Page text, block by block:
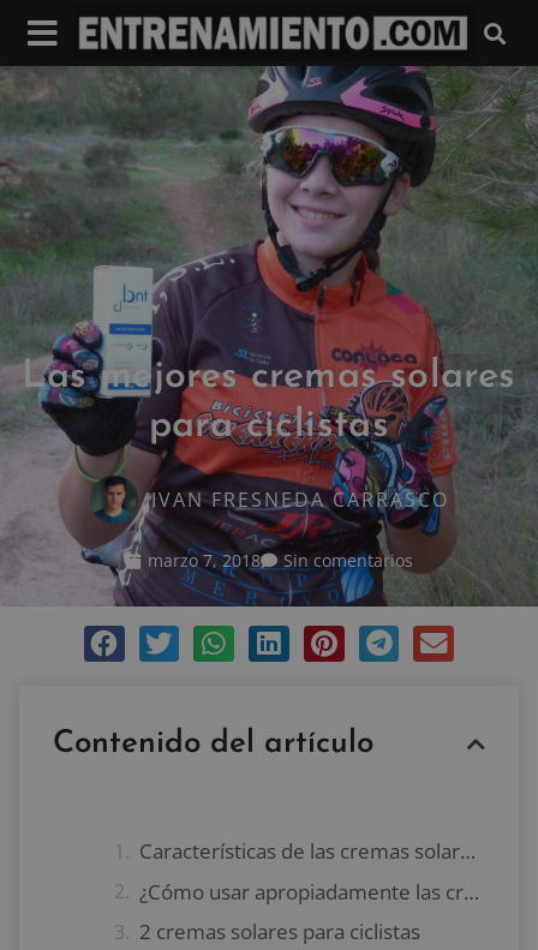
Las mejores cremas solares
para ciclistas
IVAN FRESNEDA CARRASCO
marzo 7, 2018 Sin comentarios
Contenido del artículo
Características de las cremas solares para ciclistas
¿Cómo usar apropiadamente las cremas solares?
2 cremas solares para ciclistas